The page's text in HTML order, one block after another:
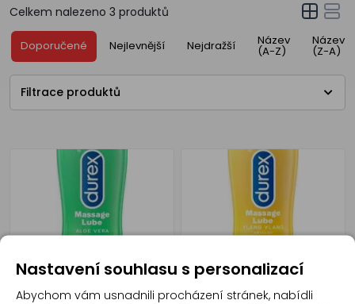
Celkem nalezeno 3 produktů
Doporučené Nejlevnější Nejdražší Název
(A-Z)
Název
(Z-A)
Filtrace produktů
Durex Play 2 in 1 aloe vera Durex Play 2 in 1 masažní
Nastavení souhlasu s personalizací
Abychom vám usnadnili procházení stránek, nabídli